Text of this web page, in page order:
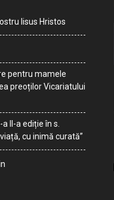
Iisus Hristos
pentru mamele
preoților Vicariatului
II-a ediție în s.
cu inimă curată”